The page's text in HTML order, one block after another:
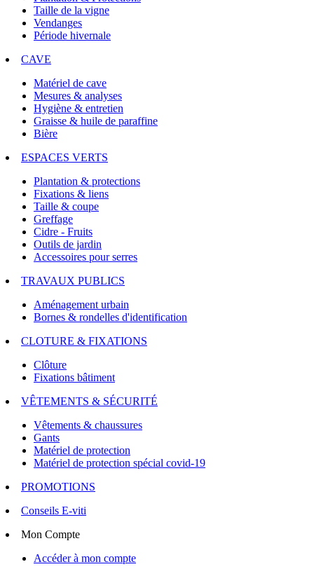
Taille de la vigne
Vendanges
Période hivernale
CAVE
Matériel de cave
Mesures & analyses
Hygiène & entretien
Graisse & huile de paraffine
Bière
ESPACES VERTS
Plantation & protections
Fixations & liens
Taille & coupe
Greffage
Cidre - Fruits
Outils de jardin
Accessoires pour serres
TRAVAUX PUBLICS
Aménagement urbain
Bornes & rondelles d'identification
CLOTURE & FIXATIONS
Clôture
Fixations bâtiment
VÊTEMENTS & SÉCURITÉ
Vêtements & chaussures
Gants
Matériel de protection
Matériel de protection spécial covid-19
PROMOTIONS
Conseils E-viti
Mon Compte
Accéder à mon compte